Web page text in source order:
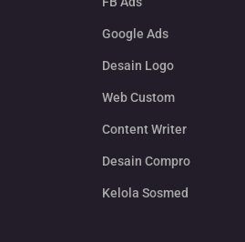
Google Ads
Desain Logo
Web Custom
Content Writer
Desain Compro
Kelola Sosmed